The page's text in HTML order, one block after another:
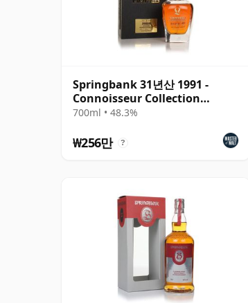
Springbank 31년산 1991 -
Connoisseur Collection
(Limited)
700ml • 48.3%
₩256만 ?